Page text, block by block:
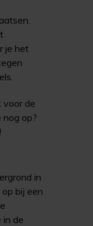
je het
voor de
op?
in
bij een
in de